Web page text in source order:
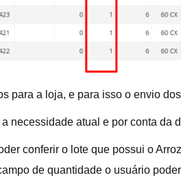
para a loja, e para isso o envio
necessidade atual e por conta da
conferir o lote que possui o
de quantidade o usuário